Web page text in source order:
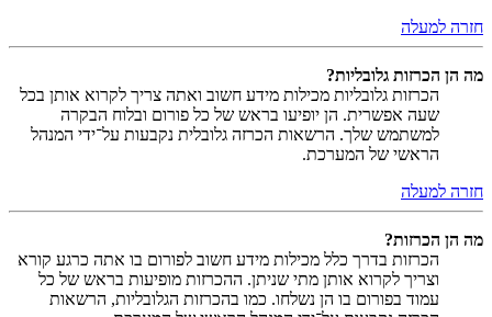
חזרה למעלה
מה הן הכרזות גלובליות?
הכרזות גלובליות מכילות מידע חשוב ואתה צריך לקרוא אותן בכל
שעה אפשרית. הן יופיעו בראש של כל פורום ובלוח הבקרה
למשתמש שלך. הרשאות הכרזה גלובלית נקבעות על־ידי המנהל
הראשי של המערכת.
חזרה למעלה
מה הן הכרזות?
הכרזות בדרך כלל מכילות מידע חשוב לפורום בו אתה כרגע קורא
וצריך לקרוא אותן מתי שניתן. ההכרזות מופיעות בראש של כל
עמוד בפורום בו הן נשלחו. כמו בהכרזות הגלובליות, הרשאות